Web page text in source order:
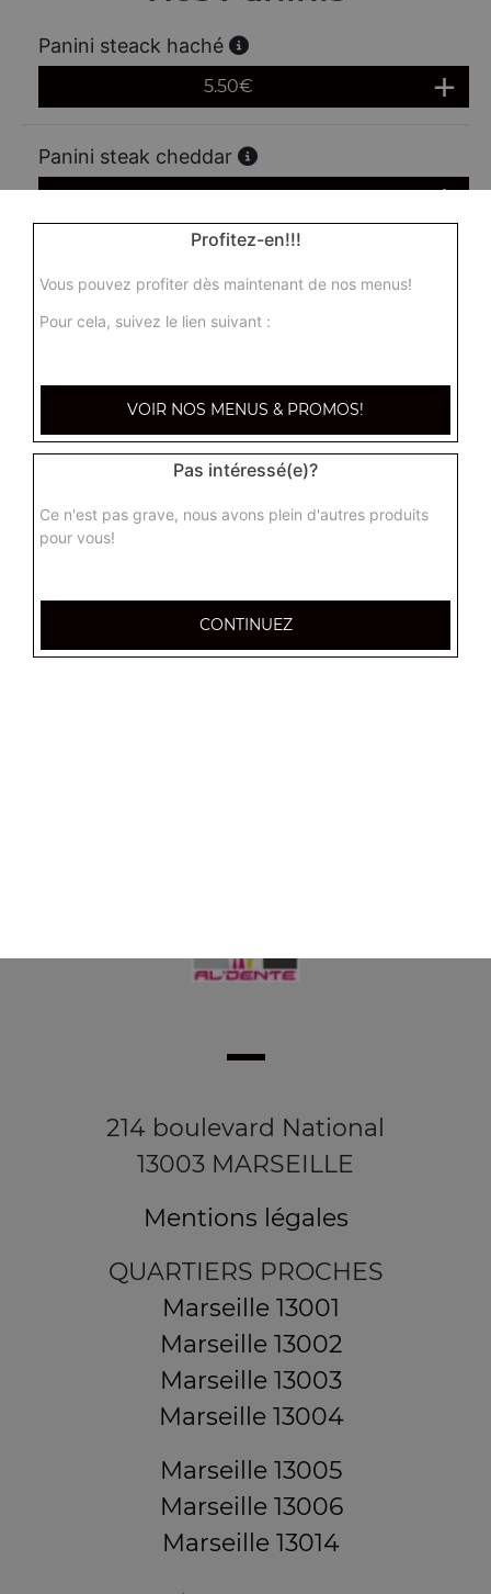
Panini steack haché
5.50€
Panini steak cheddar
5.50€
5.50€
Panini saumon au thon
214 boulevard National
13003 MARSEILLE
Mentions légales
QUARTIERS PROCHES
Marseille 13001
Marseille 13002
Marseille 13003
Marseille 13004
Marseille 13005
Marseille 13006
Marseille 13014
Profitez-en!!!
Vous pouvez profiter dès maintenant de nos menus!
Pour cela, suivez le lien suivant :
VOIR NOS MENUS & PROMOS!
Pas intéressé(e)?
Ce n'est pas grave, nous avons plein d'autres produits
pour vous!
CONTINUEZ